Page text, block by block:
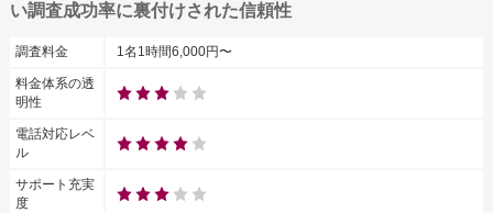
い調査成功率に裏付けされた信頼性
調査料金 1名1時間6,000円〜
料金体系の透
明性
電話対応レベ
ル
サポート充実
度